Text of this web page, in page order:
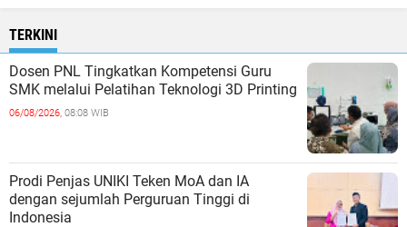
TERKINI
Dosen PNL Tingkatkan Kompetensi Guru
SMK melalui Pelatihan Teknologi 3D Printing
06/08/2026, 08:08 WIB
Prodi Penjas UNIKI Teken MoA dan IA
dengan sejumlah Perguruan Tinggi di
Indonesia